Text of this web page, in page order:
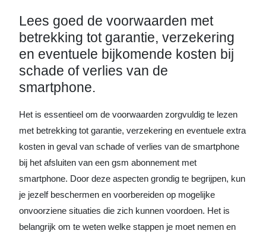
Lees goed de voorwaarden met
betrekking tot garantie, verzekering
en eventuele bijkomende kosten bij
schade of verlies van de
smartphone.
Het is essentieel om de voorwaarden zorgvuldig te lezen
met betrekking tot garantie, verzekering en eventuele extra
kosten in geval van schade of verlies van de smartphone
bij het afsluiten van een gsm abonnement met
smartphone. Door deze aspecten grondig te begrijpen, kun
je jezelf beschermen en voorbereiden op mogelijke
onvoorziene situaties die zich kunnen voordoen. Het is
belangrijk om te weten welke stappen je moet nemen en